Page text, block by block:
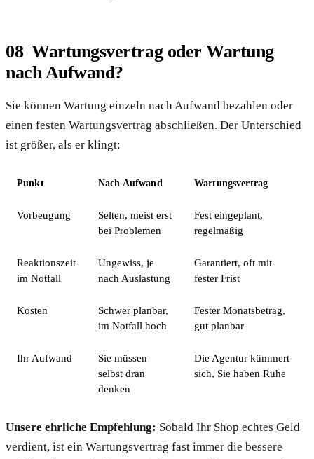
Wartungsvertrag oder Wartung
nach Aufwand?
Sie können Wartung einzeln nach Aufwand bezahlen oder
einen festen Wartungsvertrag abschließen. Der Unterschied
ist größer, als er klingt:
Punkt Nach Aufwand Wartungsvertrag
Vorbeugung
Selten, meist erst
bei Problemen
Fest eingeplant,
regelmäßig
Reaktionszeit
im Notfall
Ungewiss, je
nach Auslastung
Garantiert, oft mit
fester Frist
Kosten
Schwer planbar,
im Notfall hoch
Fester Monatsbetrag,
gut planbar
Ihr Aufwand
Sie müssen
selbst dran
denken
Die Agentur kümmert
sich, Sie haben Ruhe
Unsere ehrliche Empfehlung: Sobald Ihr Shop echtes Geld
verdient, ist ein Wartungsvertrag fast immer die bessere